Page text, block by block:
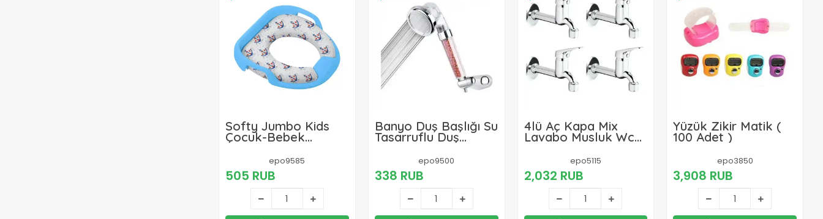
Softy Jumbo Kids
Çocuk-Bebek
Yumuşak Süngerli
Klozet Kapağı
Adaptörü
epo9585
505 RUB
Banyo Duş Başlığı Su
Tasarruflu Duş
Fonksiyonlu
epo9500
338 RUB
4lü Aç Kapa Mix
Lavabo Musluk Wc
Perlatörlüepo5115
2,032 RUB
Yüzük Zikir Matik (
100 Adet )
epo3850
3,908 RUB